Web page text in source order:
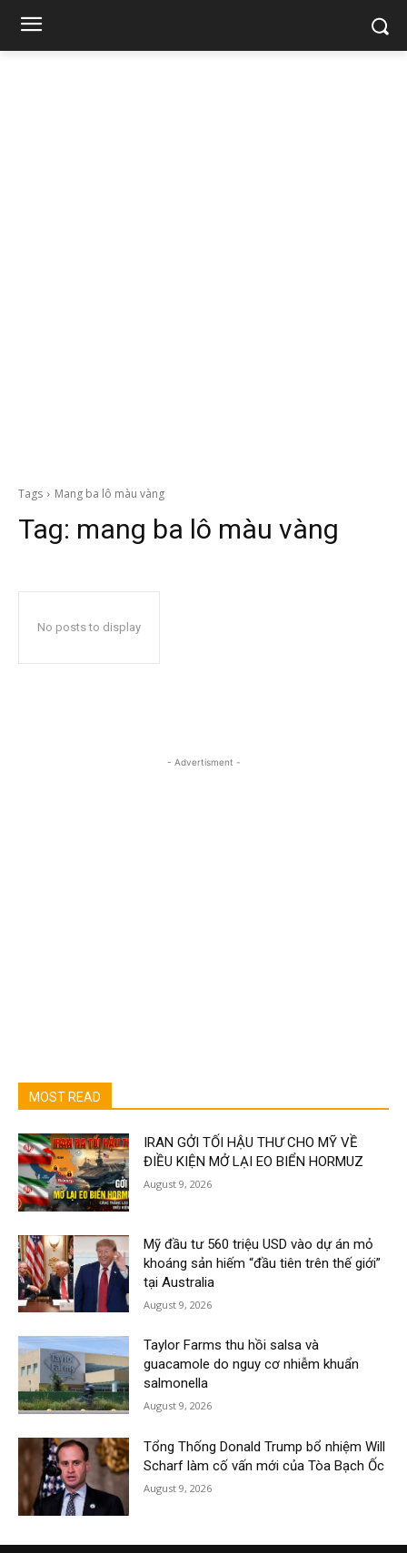
Tags Mang ba lô màu vàng
Tag: mang ba lô màu vàng
No posts to display
- Advertisment -
MOST READ
IRAN GỞI TỐI HẬU THƯ CHO MỸ VỀ
ĐIỀU KIỆN MỞ LẠI EO BIỂN HORMUZ
August 9, 2026
Mỹ đầu tư 560 triệu USD vào dự án mỏ
khoáng sản hiếm “đầu tiên trên thế giới”
tại Australia
August 9, 2026
Taylor Farms thu hồi salsa và
guacamole do nguy cơ nhiễm khuẩn
salmonella
August 9, 2026
Tổng Thống Donald Trump bổ nhiệm Will
Scharf làm cố vấn mới của Tòa Bạch Ốc
August 9, 2026